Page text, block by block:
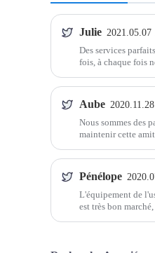
Julie 2021.05.07
Des services
fois, à chaque fois
Aube
Nous sommes des
maintenir cette
Pénélope
L'équipement de
est très bon